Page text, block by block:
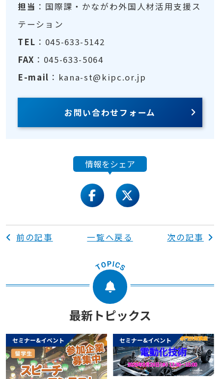
担当 ：国際課・かながわ外国人材活用支援ス
テーション
TEL ：045-633-5142
FAX ：045-633-5064
E-mail ：kana-st@kipc.or.jp
お問い合わせフォーム
情報をシェア
facebooktwitter
前の記事 一覧へ戻る 次の記事
最新トピックス
セミナー&イベント セミナー&イベント